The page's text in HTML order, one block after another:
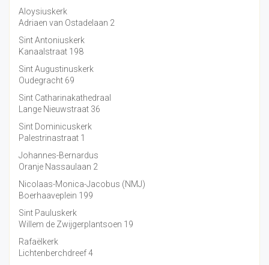
Aloysiuskerk
Adriaen van Ostadelaan 2
Sint Antoniuskerk
Kanaalstraat 198
Sint Augustinuskerk
Oudegracht 69
Sint Catharinakathedraal
Lange Nieuwstraat 36
Sint Dominicuskerk
Palestrinastraat 1
Johannes-Bernardus
Oranje Nassaulaan 2
Nicolaas-Monica-Jacobus (NMJ)
Boerhaaveplein 199
Sint Pauluskerk
Willem de Zwijgerplantsoen 19
Rafaëlkerk
Lichtenberchdreef 4